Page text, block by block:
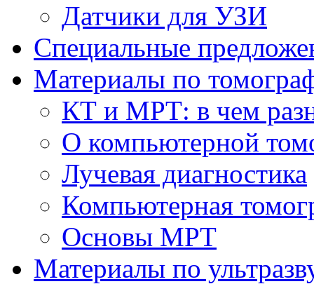
Датчики для УЗИ
Cпециальные
Материалы по
КТ и МРТ: в чем
О компьютерной
Лучевая диагностика
Компьютерная
Основы МРТ
Материалы по